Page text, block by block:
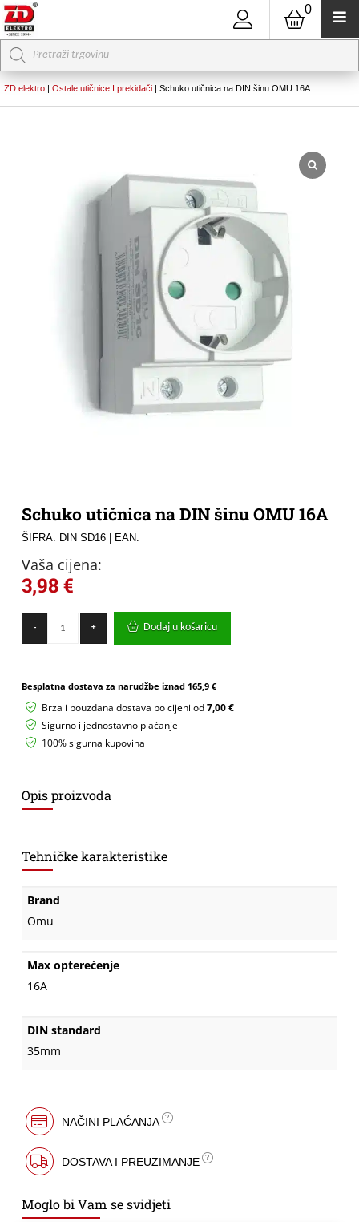
0
Products
search
ZD elektro | Ostale utičnice I prekidači | Schuko utičnica na DIN šinu OMU 16A
Schuko utičnica na DIN šinu OMU 16A
ŠIFRA: DIN SD16| EAN:
Vaša cijena:
3,98€
-
utičnica
na
OMU
količina
+ Dodaj u košaricu
Besplatna dostava za narudžbe iznad 165,9 €
Brza i pouzdana dostava po cijeni od7,00 €
Sigurno i jednostavno plaćanje
100% sigurna kupovina
Opis proizvoda
Tehničke karakteristike
Brand
Omu
Max opterećenje
16A
DIN standard
35mm
NAČINI PLAĆANJA
DOSTAVA I PREUZIMANJE
Moglo bi Vam se svidjeti